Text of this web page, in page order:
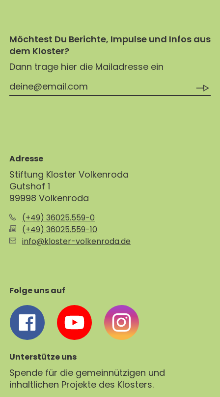
Möchtest Du Berichte, Impulse und Infos aus
dem Kloster?
Dann trage hier die Mailadresse ein
Adresse
Stiftung Kloster Volkenroda
Gutshof 1
99998 Volkenroda
(+49) 36025.559-0
(+49) 36025.559-10
info@kloster-volkenroda.de
Folge uns auf
Unterstütze uns
Spende für die gemeinnützigen und
inhaltlichen Projekte des Klosters.